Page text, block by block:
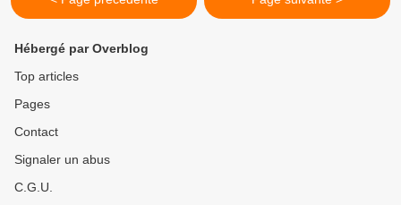
Hébergé par Overblog
Top articles
Pages
Contact
Signaler un abus
C.G.U.